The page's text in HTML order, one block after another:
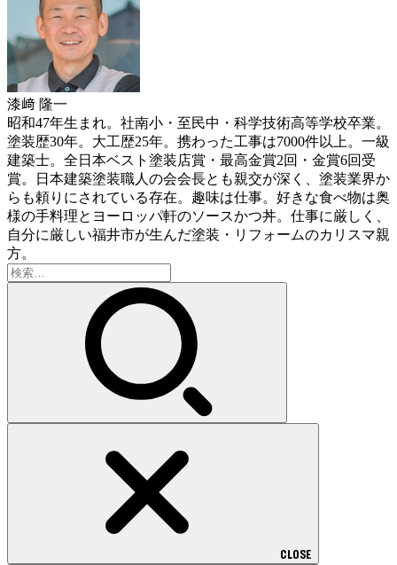
漆﨑 隆一
昭和47年生まれ。社南小・至民中・科学技術高等学校卒業。
塗装歴30年。大工歴25年。携わった工事は7000件以上。一級
建築士。全日本ベスト塗装店賞・最高金賞2回・金賞6回受
賞。日本建築塗装職人の会会長とも親交が深く、塗装業界か
らも頼りにされている存在。趣味は仕事。好きな食べ物は奥
様の手料理とヨーロッパ軒のソースかつ丼。仕事に厳しく、
自分に厳しい福井市が生んだ塗装・リフォームのカリスマ親
方。
検
索:
CLOSE